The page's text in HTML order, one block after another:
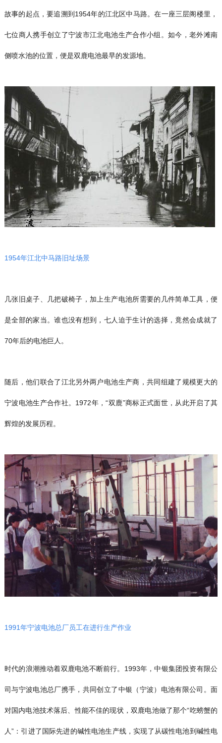
故事的起点，要追溯到1954年的江北区中马路。在一座三层阁楼里，
七位商人携手创立了宁波市江北电池生产合作小组。如今，老外滩南
侧喷水池的位置，便是双鹿电池最早的发源地。
1954年江北中马路旧址场景
几张旧桌子、几把破椅子，加上生产电池所需要的几件简单工具，便
是全部的家当。谁也没有想到，七人迫于生计的选择，竟然会成就了
70年后的电池巨人。
随后，他们联合了江北另外两户电池生产商，共同组建了规模更大的
宁波电池生产合作社。1972年，“双鹿”商标正式面世，从此开启了其
辉煌的发展历程。
1991年宁波电池总厂员工在进行生产作业
时代的浪潮推动着双鹿电池不断前行。1993年，中银集团投资有限公
司与宁波电池总厂携手，共同创立了中银（宁波）电池有限公司。面
对国内电池技术落后、性能不佳的现状，双鹿电池做了那个“吃螃蟹的
人”：引进了国际先进的碱性电池生产线，实现了从碳性电池到碱性电